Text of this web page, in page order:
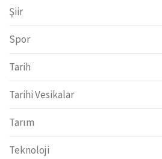
Şiir
Spor
Tarih
Tarihi Vesikalar
Tarım
Teknoloji